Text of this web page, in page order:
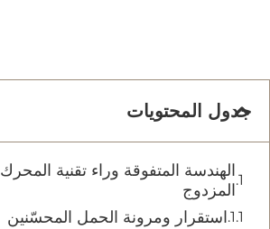
جدول المحتويات
الهندسة المتفوقة وراء تقنية المحرك
المزدوج
استقرار ومرونة الحمل المحسّنين